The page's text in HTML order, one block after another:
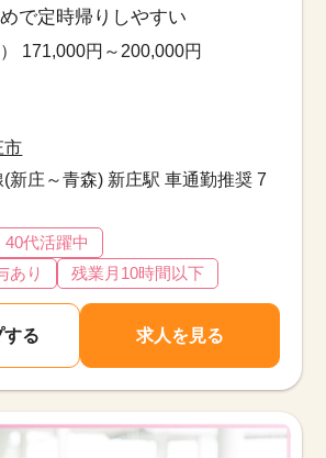
で定時帰りしやすい
171,000円～200,000円
市
新庄～青森) 新庄駅 車通勤推奨 7
40代活躍中
あり
残業月10時間以下
する 求人を見る